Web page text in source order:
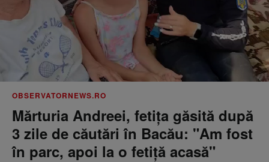
OBSERVATORNEWS.RO
Mărturia Andreei, fetiţa găsită după
3 zile de căutări în Bacău: "Am fost
în parc, apoi la o fetiţă acasă"